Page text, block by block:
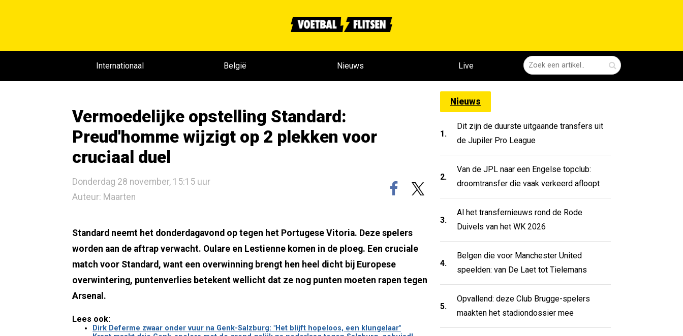
Internationaal België Nieuws Live
Vermoedelijke opstelling Standard:
Preud'homme wijzigt op 2 plekken voor
cruciaal duel
Donderdag 28 november, 15:15 uur
Auteur: Maarten
Standard neemt het donderdagavond op tegen het Portugese Vitoria. Deze spelers
worden aan de aftrap verwacht. Oulare en Lestienne komen in de ploeg. Een cruciale
match voor Standard, want een overwinning brengt hen heel dicht bij Europese
overwintering, puntenverlies betekent wellicht dat ze nog punten moeten rapen tegen
Arsenal.
Lees ook:
Dirk Deferme zwaar onder vuur na Genk-Salzburg: "Het blijft hopeloos, een klungelaar"
Nieuws
1.
Dit zijn de duurste uitgaande transfers uit
de Jupiler Pro League
2.
Van de JPL naar een Engelse topclub:
droomtransfer die vaak verkeerd afloopt
3.
Al het transfernieuws rond de Rode
Duivels van het WK 2026
4.
Belgen die voor Manchester United
speelden: van De Laet tot Tielemans
5.
Opvallend: deze Club Brugge-spelers
maakten het stadiondossier mee